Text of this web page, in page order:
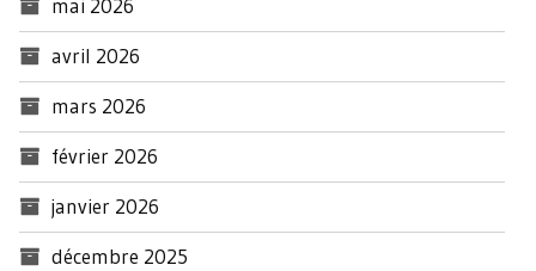
mai 2026
avril 2026
mars 2026
février 2026
janvier 2026
décembre 2025